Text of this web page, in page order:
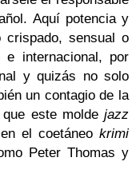
Aquí potencia y
crispado, sensual o
e internacional, por
y quizás no solo
un contagio de la
este molde jazz
el coetáneo krimi
Peter Thomas y